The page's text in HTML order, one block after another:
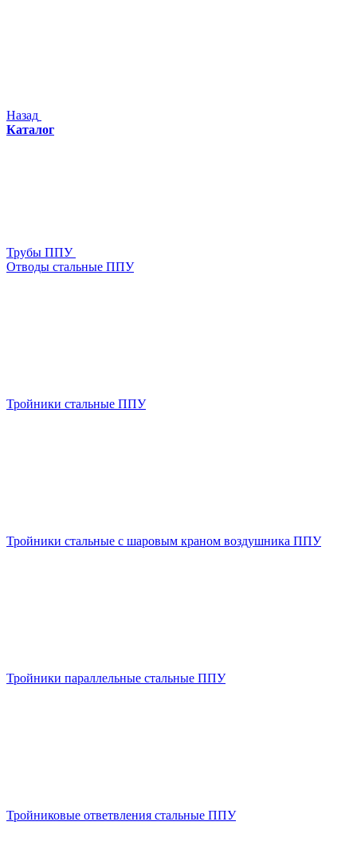
Назад
Каталог
Трубы ППУ
Отводы стальные ППУ
Тройники стальные ППУ
Тройники стальные с шаровым краном воздушника ППУ
Тройники параллельные стальные ППУ
Тройниковые ответвления стальные ППУ